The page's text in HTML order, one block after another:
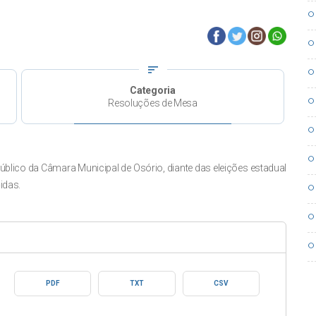
sort
Categoria
Resoluções de Mesa
da Câmara Municipal de Osório, diante das eleições estadual
PDF TXT CSV
circle
circle
circle
circle
circle
circle
circle
circle
circle